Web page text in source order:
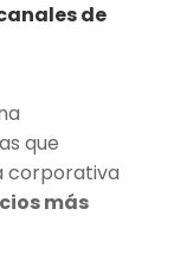
de
que
corporativa
más